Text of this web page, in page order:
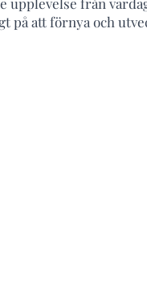
på att förnya och